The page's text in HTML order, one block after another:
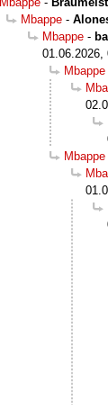
Mbappe -
Mbappe -
01.06.2026,
Mbappe
Mbappe